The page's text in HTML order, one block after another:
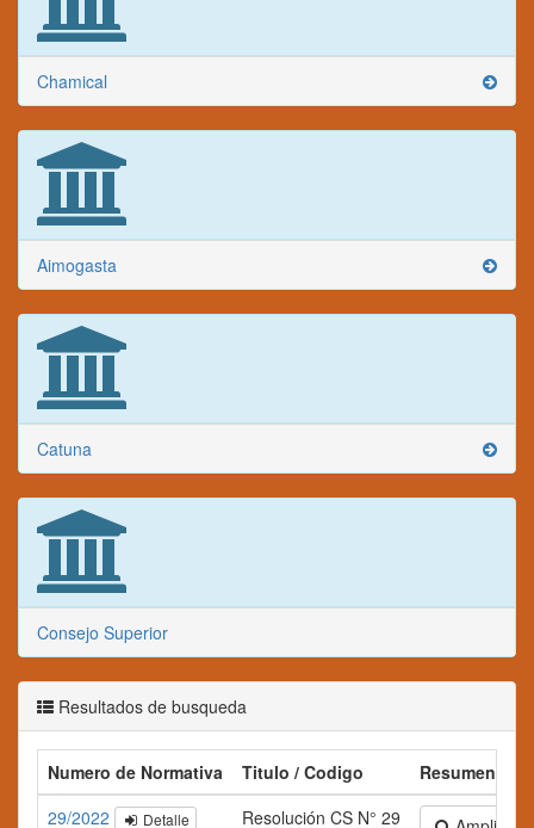
Chamical
Aimogasta
Catuna
Consejo Superior
Resultados de busqueda
Numero de Normativa Titulo / Codigo
Resumen
29/2022
Detalle Resolución CS N° 29